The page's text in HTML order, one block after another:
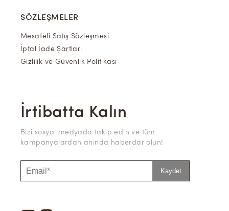
SÖZLEŞMELER
Mesafeli Satış Sözleşmesi
İptal İade Şartları
Gizlilik ve Güvenlik Politikası
İrtibatta Kalın
Bizi sosyal medyada takip edin ve tüm
kampanyalardan anında haberdar olun!
Kaydet